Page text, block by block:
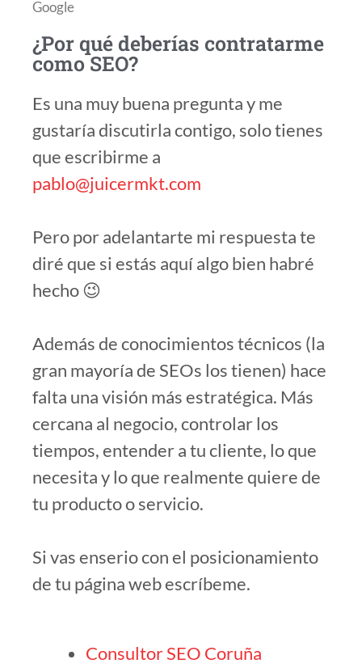
Google
¿Por qué deberías contratarme
como SEO?
Es una muy buena pregunta y me
gustaría discutirla contigo, solo tienes
que escribirme a
pablo@juicermkt.com
Pero por adelantarte mi respuesta te
diré que si estás aquí algo bien habré
hecho 😉
Además de conocimientos técnicos (la
gran mayoría de SEOs los tienen) hace
falta una visión más estratégica. Más
cercana al negocio, controlar los
tiempos, entender a tu cliente, lo que
necesita y lo que realmente quiere de
tu producto o servicio.
Si vas enserio con el posicionamiento
de tu página web escríbeme.
Consultor SEO Coruña